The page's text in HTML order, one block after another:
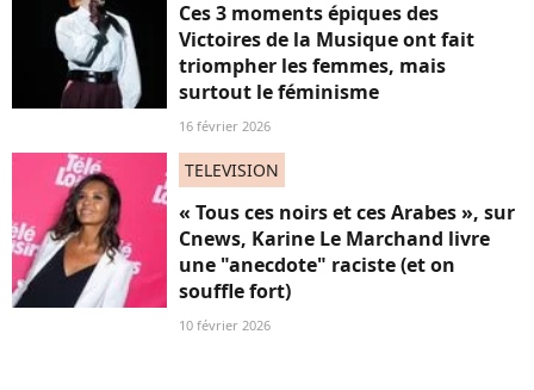
Ces 3 moments épiques des
Victoires de la Musique ont fait
triompher les femmes, mais
surtout le féminisme
16 février 2026
TELEVISION
« Tous ces noirs et ces Arabes », sur
Cnews, Karine Le Marchand livre
une "anecdote" raciste (et on
souffle fort)
10 février 2026